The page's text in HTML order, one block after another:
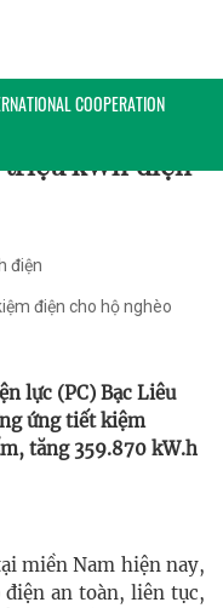
COOPERATION
kWh điện
điện
điện cho hộ nghèo
lực (PC) Bạc Liêu
ứng tiết kiệm
tăng 359.870 kW.h
miền Nam hiện nay,
điện an toàn, liên tục,